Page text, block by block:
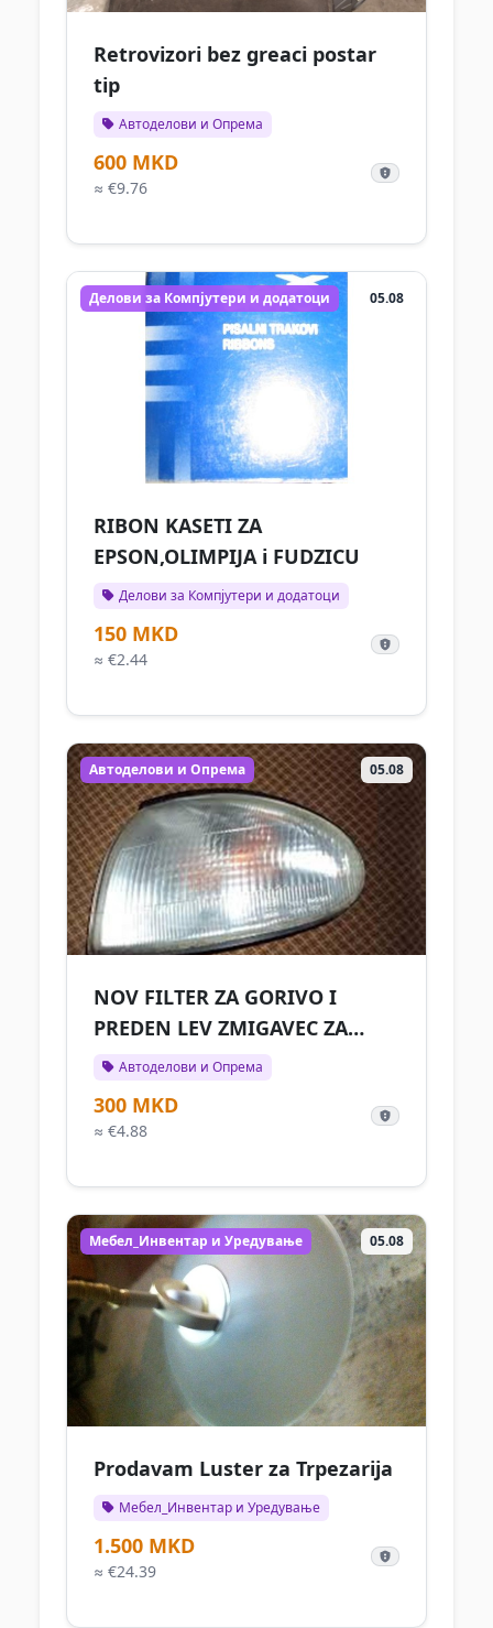
Retrovizori bez greaci postar
tip
Автоделови и Опрема
600 MKD
≈ €9.76
05.08
Делови за Компјутери и додатоци
RIBON KASETI ZA
EPSON,OLIMPIJA i FUDZICU
Делови за Компјутери и додатоци
150 MKD
≈ €2.44
05.08
Автоделови и Опрема
NOV FILTER ZA GORIVO I
PREDEN LEV ZMIGAVEC ZA
HUND
Автоделови и Опрема
300 MKD
≈ €4.88
05.08
Мебел_Инвентар и Уредување
Prodavam Luster za Trpezarija
Мебел_Инвентар и Уредување
1.500 MKD
≈ €24.39